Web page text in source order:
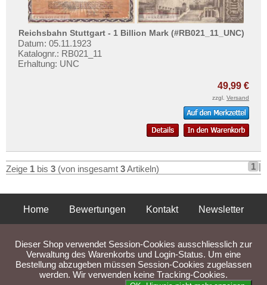
Mehr über...
Zahlungsbedingungen
Privatsphäre und Datenschutz
Reichsbahn Stuttgart - 1 Billion Mark (#RB021_11_UNC)
Datum: 05.11.1923
Katalognr.: RB021_11
Erhaltung: UNC
49,99 €
zzgl. Versand
Zeige 1 bis 3 (von insgesamt 3Artikeln) 1 |
Home Bewertungen Kontakt
Newsletter
Liefer- und Versandkosten
Dieser Shop verwendet Session-Cookies ausschliesslich zur
Verwaltung des Warenkorbs und Login-Status. Um eine
Bestellung abzugeben müssen Session-Cookies zugelassen
werden. Wir verwenden keine Tracking-Cookies.